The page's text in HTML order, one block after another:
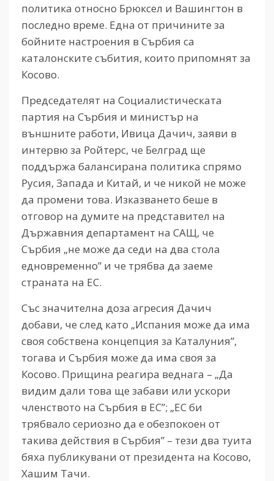
политика относно Брюксел и Вашингтон в
последно време. Една от причините за
бойните настроения в Сърбия са
каталонските събития, които припомнят за
Косово.
Председателят на Социалистическата
партия на Сърбия и министър на
външните работи, Ивица Дачич, заяви в
интервю за Ройтерс, че Белград ще
поддържа балансирана политика спрямо
Русия, Запада и Китай, и че никой не може
да промени това. Изказването беше в
отговор на думите на представител на
Държавния департамент на САЩ, че
Сърбия „не може да седи на два стола
едновременно” и че трябва да заеме
страната на ЕС.
Със значителна доза агресия Дачич
добави, че след като „Испания може да има
своя собствена концепция за Каталуния”,
тогава и Сърбия може да има своя за
Косово. Прищина реагира веднага – „Да
видим дали това ще забави или ускори
членството на Сърбия в ЕС”; „ЕС би
трябвало сериозно да е обезпокоен от
такива действия в Сърбия” – тези два туита
бяха публикувани от президента на Косово,
Хашим Тачи.